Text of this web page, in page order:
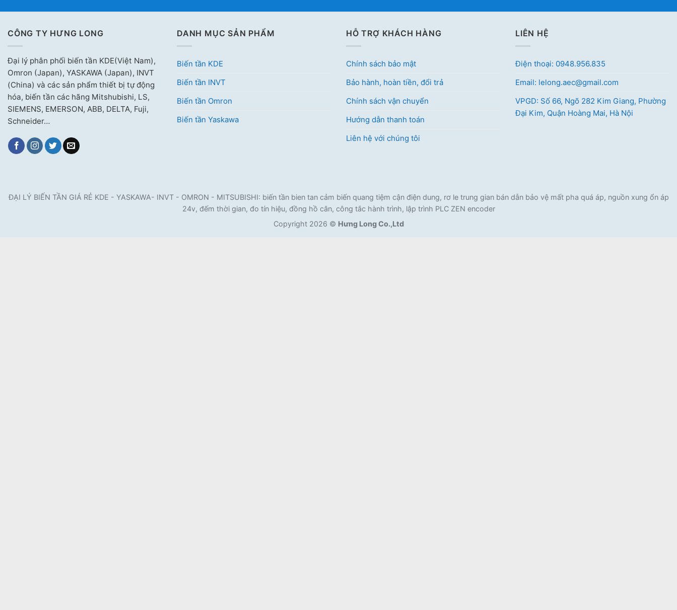
CÔNG TY HƯNG LONG
Đại lý phân phối biến tần KDE(Việt Nam),
Omron (Japan), YASKAWA (Japan), INVT
(China) và các sản phẩm thiết bị tự động
hóa, biến tần các hãng Mitshubishi, LS,
SIEMENS, EMERSON, ABB, DELTA, Fuji,
Schneider…
DANH MỤC SẢN PHẨM
Biến tần KDE
Biến tần INVT
Biến tần Omron
Biến tần Yaskawa
HỖ TRỢ KHÁCH HÀNG
Chính sách bảo mật
Bảo hành, hoàn tiền, đổi trả
Chính sách vận chuyển
Hướng dẫn thanh toán
Liên hệ với chúng tôi
LIÊN HỆ
Điện thoại: 0948.956.835
Email: lelong.aec@gmail.com
VPGD: Số 66, Ngõ 282 Kim Giang, Phường
Đại Kim, Quận Hoàng Mai, Hà Nội
ĐẠI LÝ BIẾN TẦN GIÁ RẺ KDE - YASKAWA- INVT - OMRON - MITSUBISHI: biến tần bien tan cảm biến quang tiệm cận điện dung, rơ le trung gian bán dẫn bảo vệ mất pha quá áp, nguồn xung ổn áp
24v, đếm thời gian, đo tín hiệu, đồng hồ cân, công tắc hành trình, lập trình PLC ZEN encoder
Copyright 2026 © Hưng Long Co.,Ltd